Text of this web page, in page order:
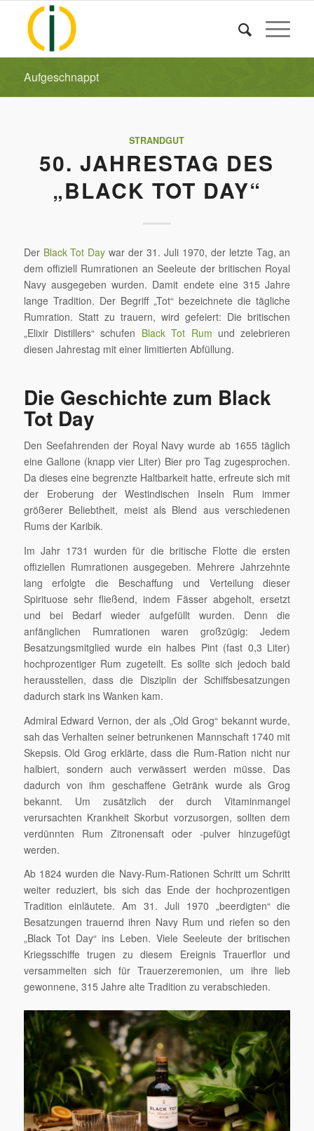
Aufgeschnappt
STRANDGUT
50. JAHRESTAG DES
„BLACK TOT DAY“
Der Black Tot Day war der 31. Juli 1970, der letzte Tag, an
dem offiziell Rumrationen an Seeleute der britischen Royal
Navy ausgegeben wurden. Damit endete eine 315 Jahre
lange Tradition. Der Begriff „Tot“ bezeichnete die tägliche
Rumration. Statt zu trauern, wird gefeiert: Die britischen
„Elixir Distillers“ schufen Black Tot Rum und zelebrieren
diesen Jahrestag mit einer limitierten Abfüllung.
Die Geschichte zum Black
Tot Day
Den Seefahrenden der Royal Navy wurde ab 1655 täglich
eine Gallone (knapp vier Liter) Bier pro Tag zugesprochen.
Da dieses eine begrenzte Haltbarkeit hatte, erfreute sich mit
der Eroberung der Westindischen Inseln Rum immer
größerer Beliebtheit, meist als Blend aus verschiedenen
Rums der Karibik.
Im Jahr 1731 wurden für die britische Flotte die ersten
offiziellen Rumrationen ausgegeben. Mehrere Jahrzehnte
lang erfolgte die Beschaffung und Verteilung dieser
Spirituose sehr fließend, indem Fässer abgeholt, ersetzt
und bei Bedarf wieder aufgefüllt wurden. Denn die
anfänglichen Rumrationen waren großzügig: Jedem
Besatzungsmitglied wurde ein halbes Pint (fast 0,3 Liter)
hochprozentiger Rum zugeteilt. Es sollte sich jedoch bald
herausstellen, dass die Disziplin der Schiffsbesatzungen
dadurch stark ins Wanken kam.
Admiral Edward Vernon, der als „Old Grog“ bekannt wurde,
sah das Verhalten seiner betrunkenen Mannschaft 1740 mit
Skepsis. Old Grog erklärte, dass die Rum-Ration nicht nur
halbiert, sondern auch verwässert werden müsse. Das
dadurch von ihm geschaffene Getränk wurde als Grog
bekannt. Um zusätzlich der durch Vitaminmangel
verursachten Krankheit Skorbut vorzusorgen, sollten dem
verdünnten Rum Zitronensaft oder -pulver hinzugefügt
werden.
Ab 1824 wurden die Navy-Rum-Rationen Schritt um Schritt
weiter reduziert, bis sich das Ende der hochprozentigen
Tradition einläutete. Am 31. Juli 1970 „beerdigten“ die
Besatzungen trauernd ihren Navy Rum und riefen so den
„Black Tot Day“ ins Leben. Viele Seeleute der britischen
Kriegsschiffe trugen zu diesem Ereignis Trauerflor und
versammelten sich für Trauerzeremonien, um ihre lieb
gewonnene, 315 Jahre alte Tradition zu verabschieden.